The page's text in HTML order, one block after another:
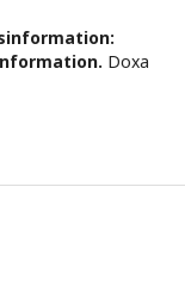
Doxa
systematic